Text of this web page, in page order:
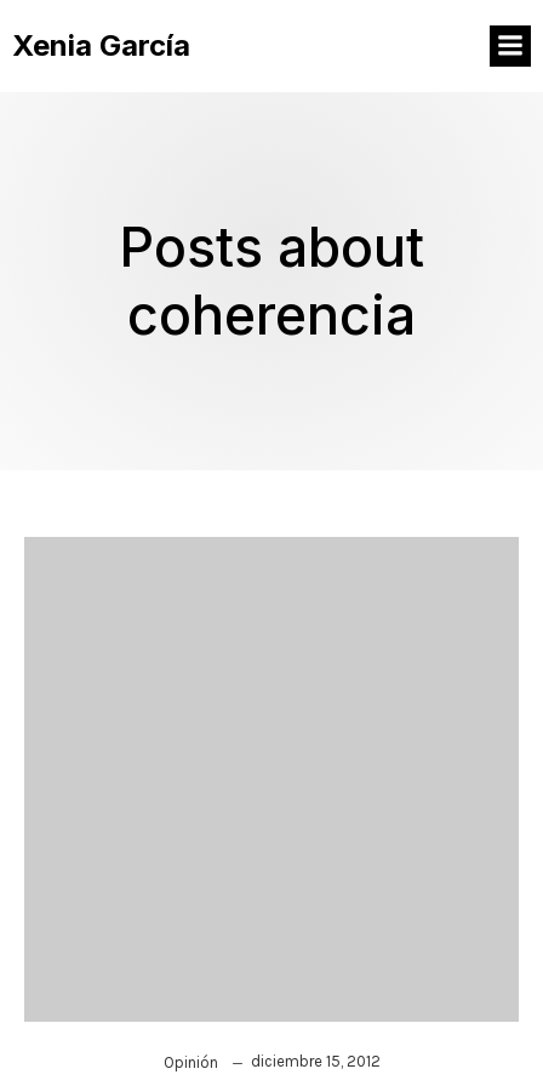
Xenia García
Posts about
coherencia
Opinión diciembre 15, 2012